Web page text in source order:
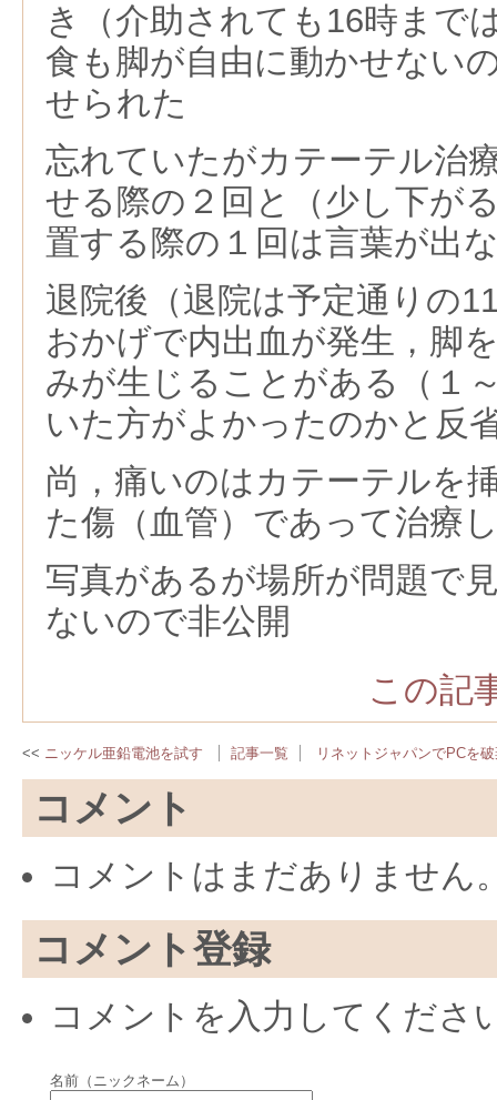
き（介助されても16時まで
食も脚が自由に動かせない
せられた
忘れていたがカテーテル治
せる際の２回と（少し下が
置する際の１回は言葉が出
退院後（退院は予定通りの
おかげで内出血が発生，脚
みが生じることがある（１
いた方がよかったのかと反
尚，痛いのはカテーテルを
た傷（血管）であって治療
写真があるが場所が問題で
ないので非公開
この記
ニッケル亜鉛電池を試す 記事一覧 リネットジャパンでPCを
コメント
コメントはまだありません
コメント登録
コメントを入力してくださ
名前（ニックネーム）